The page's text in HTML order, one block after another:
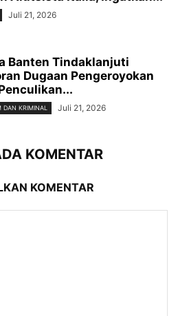
Juli 21, 2026
Banten Tindaklanjuti
Dugaan Pengeroyokan
DAN KRIMINAL Juli 21, 2026
KOMENTAR
KOMENTAR